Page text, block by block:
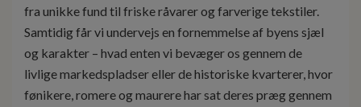
fra unikke fund til friske råvarer og farverige tekstiler.
Samtidig får vi undervejs en fornemmelse af byens sjæl
og karakter – hvad enten vi bevæger os gennem de
livlige markedspladser eller de historiske kvarterer, hvor
fønikere, romere og maurere har sat deres præg gennem